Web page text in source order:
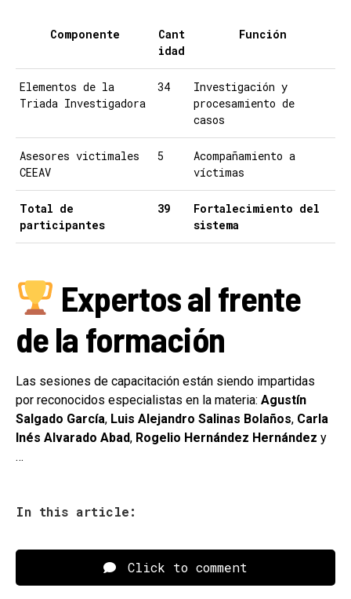
Componente
Cant
idad
Función
Elementos de la
Triada Investigadora
34
Investigación y
procesamiento de
casos
Asesores victimales
CEEAV
5
Acompañamiento a
víctimas
Total de
participantes
39
Fortalecimiento del
sistema
Expertos al frente
de la formación
Las sesiones de capacitación están siendo impartidas
por reconocidos especialistas en la materia: Agustín
Salgado García, Luis Alejandro Salinas Bolaños, Carla
Inés Alvarado Abad, Rogelio Hernández Hernández y
…
In this article:
Click to comment